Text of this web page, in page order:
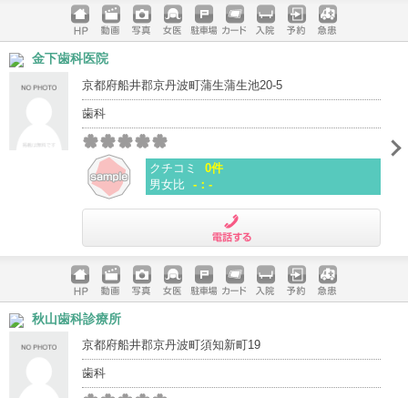
ホームペ
ージ
動画 写真 女医 駐車場
クレジッ
入院 予約 急患
金下歯科医院
京都府船井郡京丹波町蒲生蒲生池20-5
歯科
クチコミ
0件
男女比 -：-
ホームペ
ージ
動画 写真 女医 駐車場
クレジッ
入院 予約 急患
秋山歯科診療所
京都府船井郡京丹波町須知新町19
歯科